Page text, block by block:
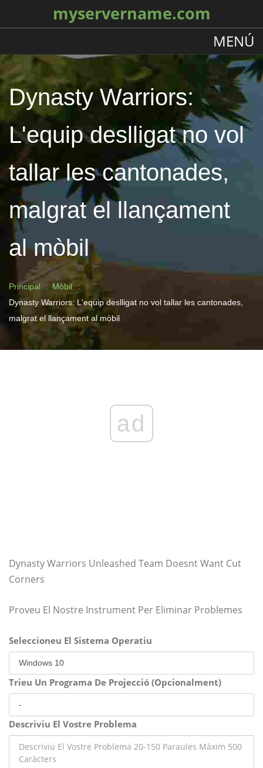
myservername.com
MENÚ
Dynasty Warriors:
L'equip deslligat no vol
tallar les cantonades,
malgrat el llançament
al mòbil
Principal
Mòbil
Dynasty Warriors: L'equip deslligat no vol tallar les cantonades,
malgrat el llançament al mòbil
ad
Dynasty Warriors Unleashed Team Doesnt Want Cut
Corners
Proveu El Nostre Instrument Per Eliminar Problemes
Seleccioneu El Sistema Operatiu
Trieu Un Programa De Projecció (Opcionalment)
Descriviu El Vostre Problema